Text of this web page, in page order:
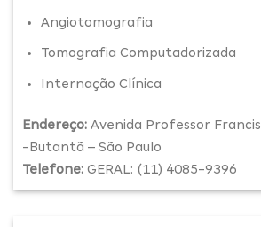
Angiotomografia
Tomografia Computadorizada
Internação Clínica
Endereço: Avenida Professor
-Butantã – São Paulo
Telefone: GERAL: (11) 4085-9396